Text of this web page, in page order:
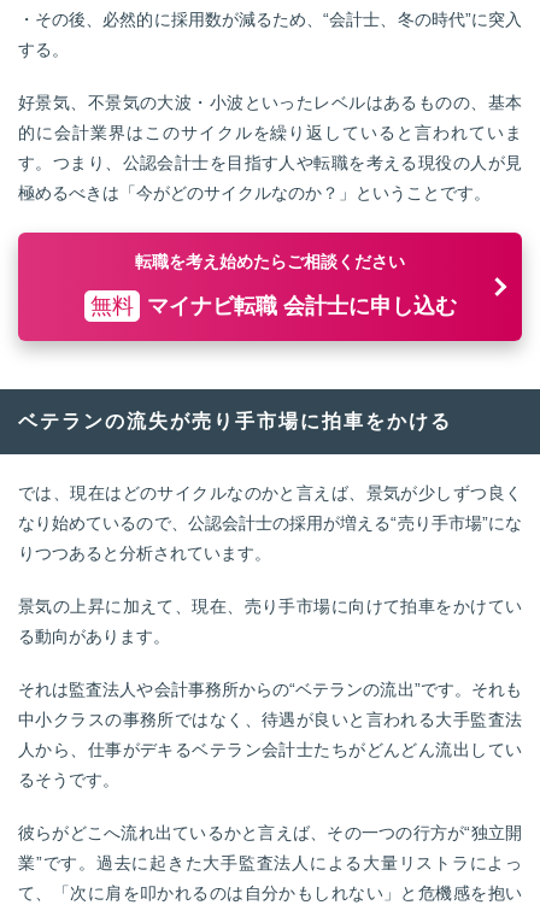
・その後、必然的に採用数が減るため、“会計士、冬の時代”に突入
する。
好景気、不景気の大波・小波といったレベルはあるものの、基本
的に会計業界はこのサイクルを繰り返していると言われていま
す。つまり、公認会計士を目指す人や転職を考える現役の人が見
極めるべきは「今がどのサイクルなのか？」ということです。
転職を考え始めたらご相談ください
無料 マイナビ転職 会計士に申し込む
ベテランの流失が売り手市場に拍車をかける
では、現在はどのサイクルなのかと言えば、景気が少しずつ良く
なり始めているので、公認会計士の採用が増える“売り手市場”にな
りつつあると分析されています。
景気の上昇に加えて、現在、売り手市場に向けて拍車をかけてい
る動向があります。
それは監査法人や会計事務所からの“ベテランの流出”です。それも
中小クラスの事務所ではなく、待遇が良いと言われる大手監査法
人から、仕事がデキるベテラン会計士たちがどんどん流出してい
るそうです。
彼らがどこへ流れ出ているかと言えば、その一つの行方が“独立開
業”です。過去に起きた大手監査法人による大量リストラによっ
て、「次に肩を叩かれるのは自分かもしれない」と危機感を抱い